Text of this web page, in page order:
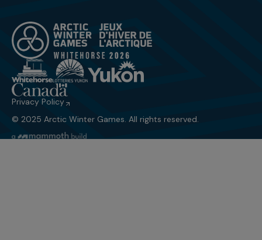
Privacy Policy
© 2025 Arctic Winter Games. All rights reserved.